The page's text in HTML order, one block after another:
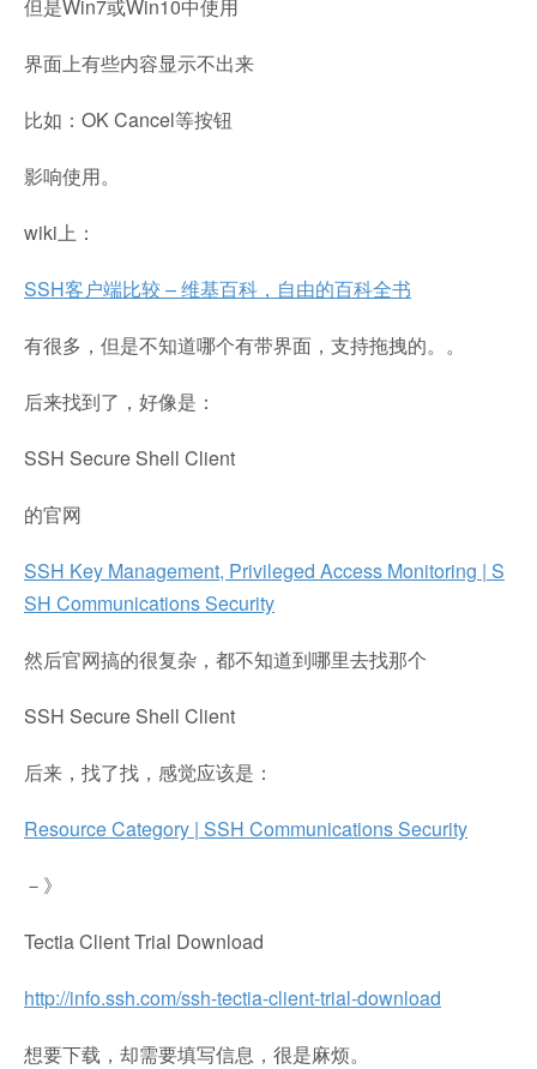
但是Win7或Win10中使用
界面上有些内容显示不出来
比如：OK Cancel等按钮
影响使用。
wiki上：
SSH客户端比较 – 维基百科，自由的百科全书
有很多，但是不知道哪个有带界面，支持拖拽的。。
后来找到了，好像是：
SSH Secure Shell Client
的官网
SSH Key Management, Privileged Access Monitoring | S
SH Communications Security
然后官网搞的很复杂，都不知道到哪里去找那个
SSH Secure Shell Client
后来，找了找，感觉应该是：
Resource Category | SSH Communications Security
－》
Tectia Client Trial Download
http://info.ssh.com/ssh-tectia-client-trial-download
想要下载，却需要填写信息，很是麻烦。